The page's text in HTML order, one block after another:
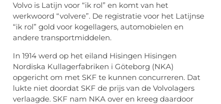
Volvo is Latijn voor “ik rol” en komt van het
werkwoord “volvere”. De registratie voor het Latijnse
“ik rol” gold voor kogellagers, automobielen en
andere transportmiddelen.
In 1914 werd op het eiland Hisingen Hisingen
Nordiska Kullagerfabriken i Göteborg (NKA)
opgericht om met SKF te kunnen concurreren. Dat
lukte niet doordat SKF de prijs van de Volvolagers
verlaagde. SKF nam NKA over en kreeg daardoor